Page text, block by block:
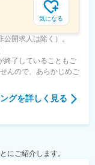
気になる
開求人は除く）。
終了していることもご
んので、あらかじめご
グを詳しく見る
にご紹介します。